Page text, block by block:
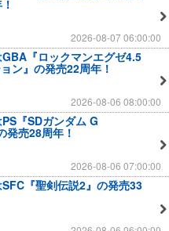
2026-08-07 06:00:00
GBA『ロックマンエグゼ4.5
ン』の発売22周年！
2026-08-06 08:00:00
PS『SDガンダム G
発売28周年！
2026-08-06 07:00:00
SFC『聖剣伝説2』の発売33